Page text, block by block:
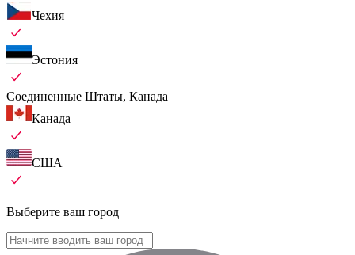
Чехия
Эстония
Соединенные Штаты, Канада
Канада
США
Выберите ваш город